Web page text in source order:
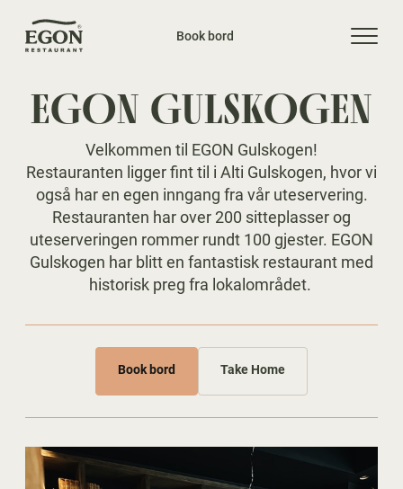
Book bord
EGON GULSKOGEN
Velkommen til EGON Gulskogen!
Restauranten ligger fint til i Alti Gulskogen, hvor vi
også har en egen inngang fra vår uteservering.
Restauranten har over 200 sitteplasser og
uteserveringen rommer rundt 100 gjester. EGON
Gulskogen har blitt en fantastisk restaurant med
historisk preg fra lokalområdet.
Book bord Take Home